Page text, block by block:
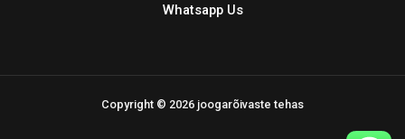
Whatsapp Us
Copyright © 2026 joogarõivaste tehas